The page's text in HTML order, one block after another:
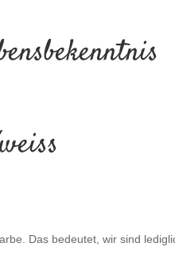
Das bedeutet, wir sind